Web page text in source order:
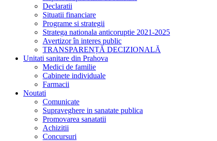
Declaratii
Situatii financiare
Programe si strategii
Stratega nationala anticoruptie 2021-2025
Avertizor în interes public
TRANSPARENȚĂ DECIZIONALĂ
Unitati sanitare din Prahova
Medici de familie
Cabinete individuale
Farmacii
Noutati
Comunicate
Supraveghere in sanatate publica
Promovarea sanatatii
Achizitii
Concursuri